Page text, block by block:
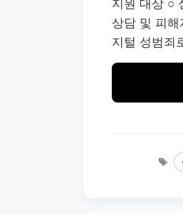
지원 대상 ○
상담 및 피
지털 성범죄